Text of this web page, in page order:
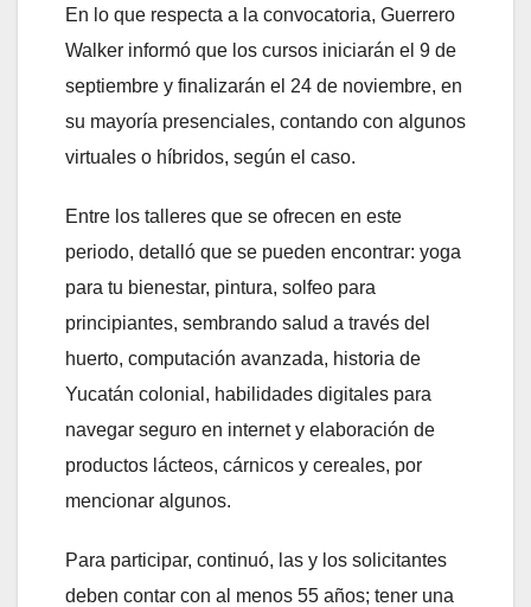
En lo que respecta a la convocatoria, Guerrero
Walker informó que los cursos iniciarán el 9 de
septiembre y finalizarán el 24 de noviembre, en
su mayoría presenciales, contando con algunos
virtuales o híbridos, según el caso.
Entre los talleres que se ofrecen en este
periodo, detalló que se pueden encontrar: yoga
para tu bienestar, pintura, solfeo para
principiantes, sembrando salud a través del
huerto, computación avanzada, historia de
Yucatán colonial, habilidades digitales para
navegar seguro en internet y elaboración de
productos lácteos, cárnicos y cereales, por
mencionar algunos.
Para participar, continuó, las y los solicitantes
deben contar con al menos 55 años; tener una